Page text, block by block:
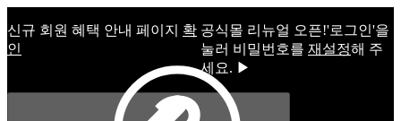
신규 회원 혜택 안내 페이지 확
인
공식몰 리뉴얼 오픈!ㅤ'로그인'을
눌러 비밀번호를 재설정해 주
세요. ▶